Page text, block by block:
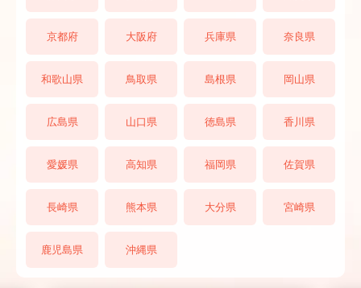
京都府 大阪府 兵庫県 奈良県
和歌山県 鳥取県 島根県 岡山県
広島県 山口県 徳島県 香川県
愛媛県 高知県 福岡県 佐賀県
長崎県 熊本県 大分県 宮崎県
鹿児島県 沖縄県